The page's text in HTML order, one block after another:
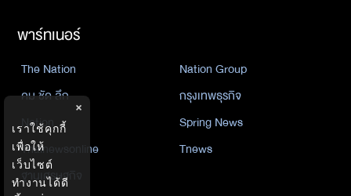
พาร์ทเนอร์
The Nation
Nation Group
คม ชัด ลึก
กรุงเทพธุรกิจ
Nation
Spring News
Thainewsonline
Tnews
ฐานเศรษฐกิจ
×
เราใช้คุกกี้
เพื่อให้
เว็บไซต์
ทำงานได้ดี